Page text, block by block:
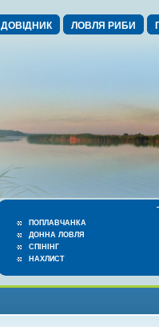
ДОВІДНИК ЛОВЛЯ РИБИ
ПОПЛАВЧАНКА
ДОННА ЛОВЛЯ
СПІНІНГ
НАХЛИСТ